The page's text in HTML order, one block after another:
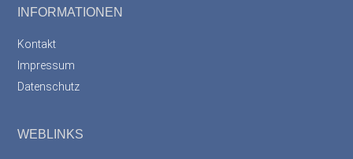
Footer
INFORMATIONEN
Kontakt
Impressum
Datenschutz
WEBLINKS